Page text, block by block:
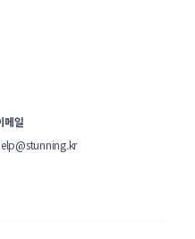
메일